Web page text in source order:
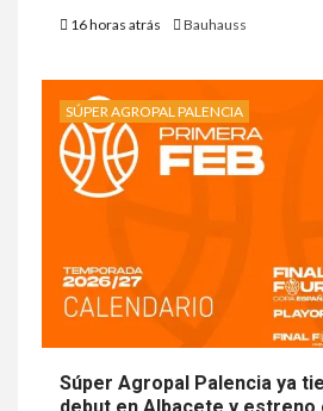
16 horas atrás Bauhauss
SÚPER AGROPAL PALENCIA
Súper Agropal Palencia ya